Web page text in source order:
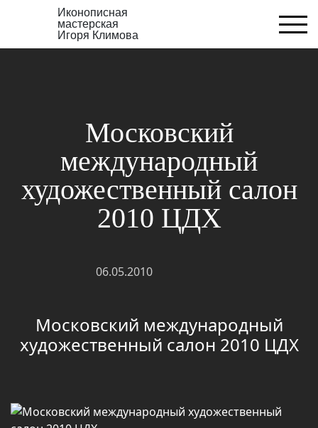
Иконописная
мастерская
Игоря Климова
Московский
международный
художественный салон
2010 ЦДХ
06.05.2010
Московский международный
художественный салон 2010 ЦДХ